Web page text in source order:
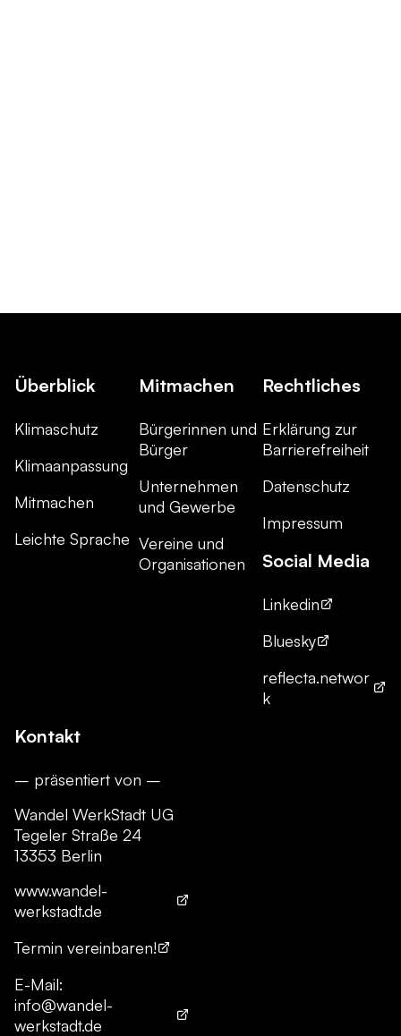
Überblick
Klimaschutz
Klimaanpassung
Mitmachen
Leichte Sprache
Mitmachen
Bürgerinnen und
Bürger
Unternehmen
und Gewerbe
Vereine und
Organisationen
Rechtliches
Erklärung zur
Barrierefreiheit
Datenschutz
Impressum
Social Media
Linkedin
Bluesky
reflecta.networ
k
Kontakt
– präsentiert von –
Wandel WerkStadt UG
Tegeler Straße 24
13353 Berlin
www.wandel-
werkstadt.de
Termin vereinbaren!
E-Mail:
info@wandel-
werkstadt.de